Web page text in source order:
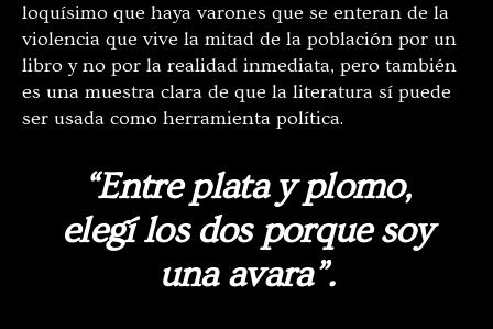
loquísimo que haya varones que se enteran de la
violencia que vive la mitad de la población por un
libro y no por la realidad inmediata, pero también
es una muestra clara de que la literatura sí puede
ser usada como herramienta política.
“Entre plata y plomo,
elegí los dos porque soy
una avara”.